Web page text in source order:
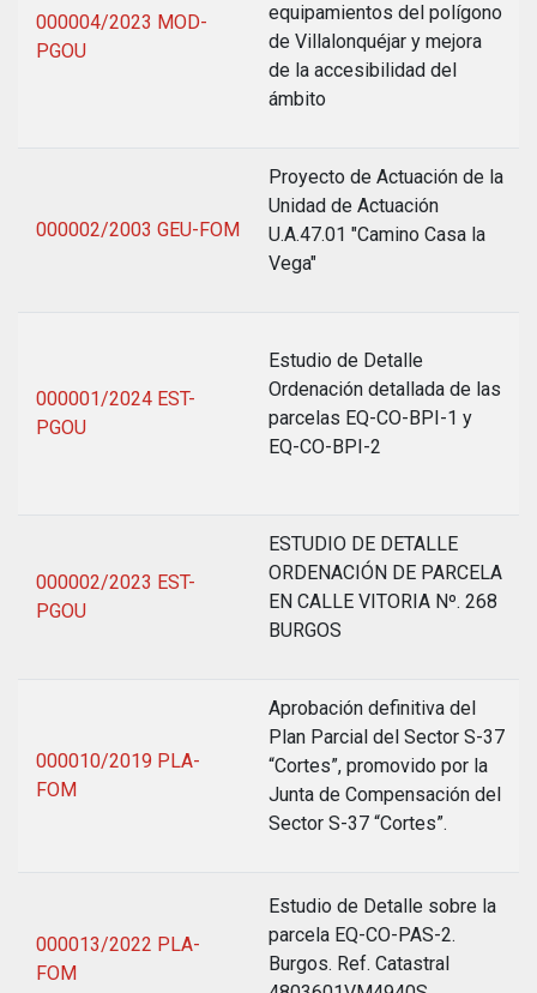
000004/2023 MOD-
PGOU
equipamientos del polígono
de Villalonquéjar y mejora
de la accesibilidad del
ámbito
000002/2003 GEU-FOM
Proyecto de Actuación de la
Unidad de Actuación
U.A.47.01 "Camino Casa la
Vega"
000001/2024 EST-
PGOU
Estudio de Detalle
Ordenación detallada de las
parcelas EQ-CO-BPI-1 y
EQ-CO-BPI-2
000002/2023 EST-
PGOU
ESTUDIO DE DETALLE
ORDENACIÓN DE PARCELA
EN CALLE VITORIA Nº. 268
BURGOS
000010/2019 PLA-
FOM
Aprobación definitiva del
Plan Parcial del Sector S-37
“Cortes”, promovido por la
Junta de Compensación del
Sector S-37 “Cortes”.
000013/2022 PLA-
FOM
Estudio de Detalle sobre la
parcela EQ-CO-PAS-2.
Burgos. Ref. Catastral